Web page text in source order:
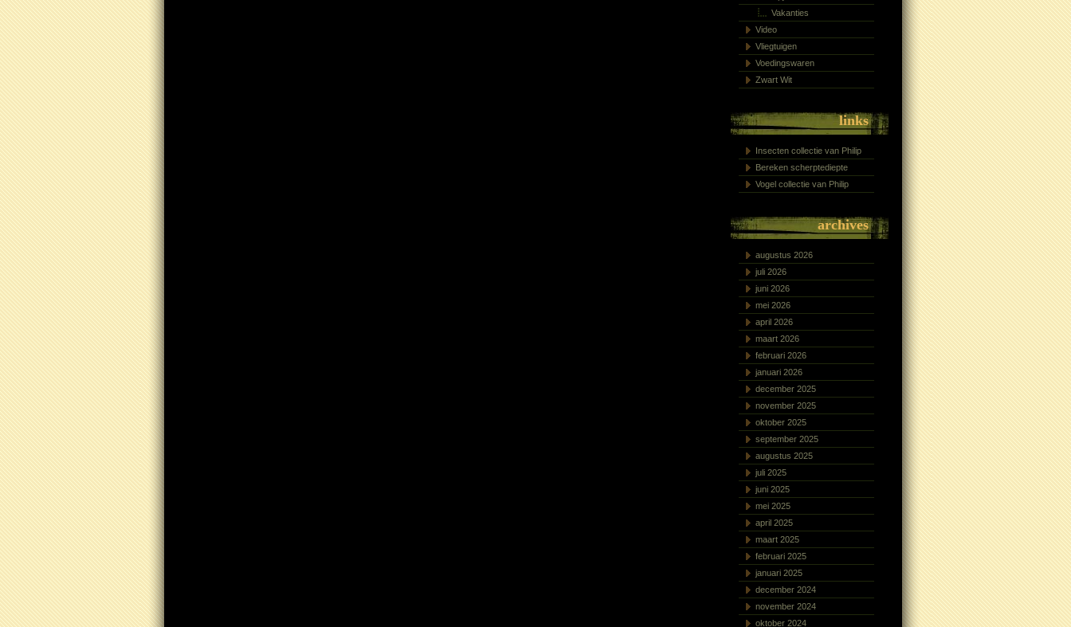
Vakanties
Video
Vliegtuigen
Voedingswaren
Zwart Wit
links
Insecten collectie van Philip
Bereken scherptediepte
Vogel collectie van Philip
archives
augustus 2026
juli 2026
juni 2026
mei 2026
april 2026
maart 2026
februari 2026
januari 2026
december 2025
november 2025
oktober 2025
september 2025
augustus 2025
juli 2025
juni 2025
mei 2025
april 2025
maart 2025
februari 2025
januari 2025
december 2024
november 2024
oktober 2024